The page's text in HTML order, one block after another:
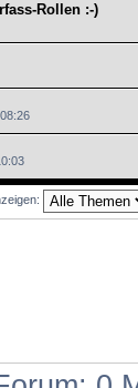
Rollen :-)